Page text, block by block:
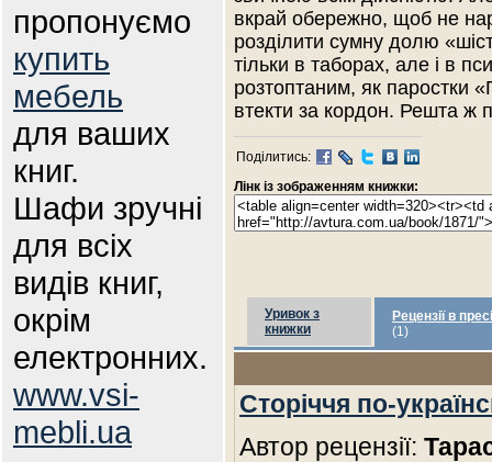
пропонуємо
купить
мебель
для ваших
книг.
Шафи зручні
для всіх
видів книг,
окрім
електронних.
www.vsi-
mebli.ua
вкрай обережно, щоб не
розділити сумну долю
тільки в таборах, але і в
розтоптаним, як паростки
втекти за кордон. Решта
Поділитись:
Лінк із зображенням книжки:
Уривок з
книжки
Рецензії в пресі
(1)
Сторіччя по-
Автор рецензії: